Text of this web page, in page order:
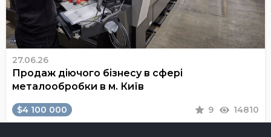
27.06.26
Продаж діючого бізнесу в сфері
металообробки в м. Київ
$4 100 000 9 14810